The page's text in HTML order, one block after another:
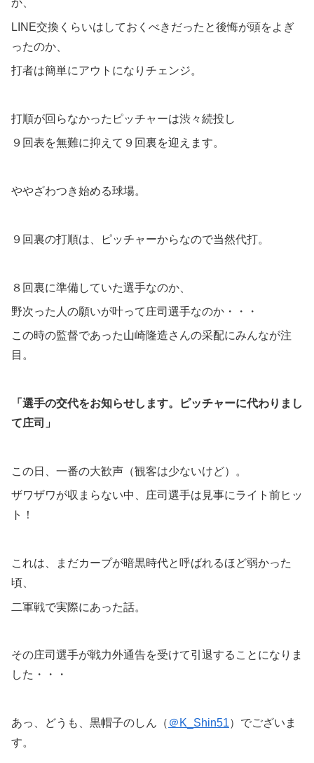
か、
LINE交換くらいはしておくべきだったと後悔が頭をよぎ
ったのか、
打者は簡単にアウトになりチェンジ。
打順が回らなかったピッチャーは渋々続投し
９回表を無難に抑えて９回裏を迎えます。
ややざわつき始める球場。
９回裏の打順は、ピッチャーからなので当然代打。
８回裏に準備していた選手なのか、
野次った人の願いが叶って庄司選手なのか・・・
この時の監督であった山崎隆造さんの采配にみんなが注
目。
「選手の交代をお知らせします。ピッチャーに代わりまし
て庄司」
この日、一番の大歓声（観客は少ないけど）。
ザワザワが収まらない中、庄司選手は見事にライト前ヒッ
ト！
これは、まだカープが暗黒時代と呼ばれるほど弱かった
頃、
二軍戦で実際にあった話。
その庄司選手が戦力外通告を受けて引退することになりま
した・・・
あっ、どうも、黒帽子のしん（ ＠K_Shin51）でございま
す。